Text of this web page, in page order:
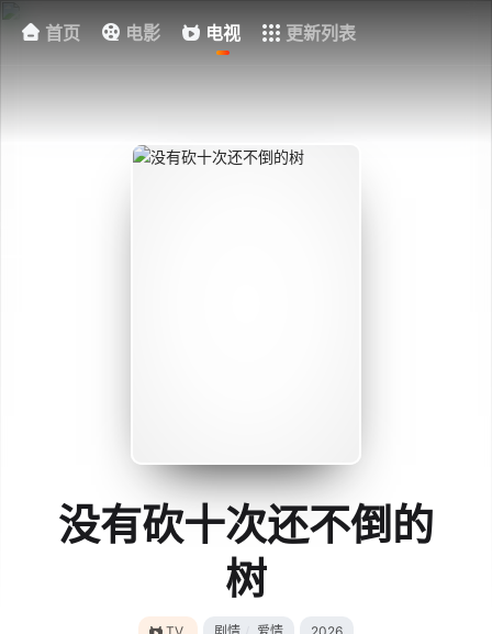
首页 电影 电视 更新列表
没有砍十次还不倒的
树
TV 剧情 爱情 2026